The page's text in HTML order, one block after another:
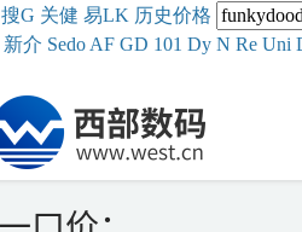
搜G 关健 易LK 历史价格
新介 Sedo AF GD 101 Dy N Re Uni